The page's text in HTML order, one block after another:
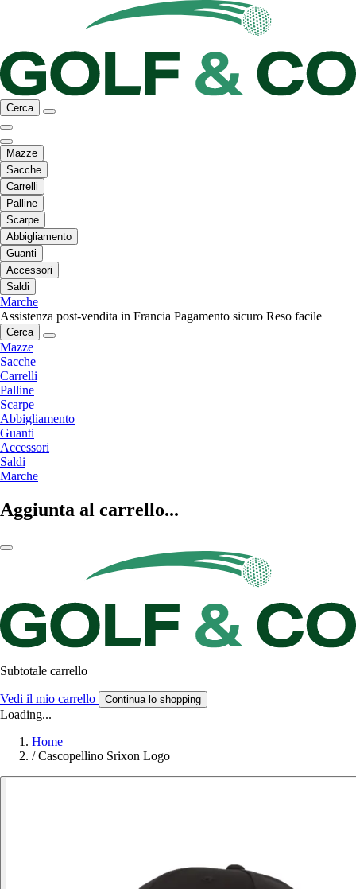
Cerca
Mazze
Sacche
Carrelli
Palline
Scarpe
Abbigliamento
Guanti
Accessori
Saldi
Marche
Assistenza post-vendita in Francia Pagamento sicuro Reso facile
Cerca
Mazze
Sacche
Carrelli
Palline
Scarpe
Abbigliamento
Guanti
Accessori
Saldi
Marche
Aggiunta al carrello...
Subtotale carrello
Vedi il mio carrello Continua lo shopping
Loading...
Home
/ Cascopellino Srixon Logo